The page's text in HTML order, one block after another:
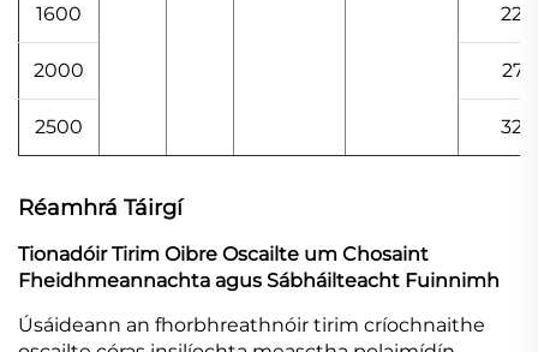
1600
2000
2500
Réamhrá Táirgí
Tionadóir Tirim Oibre Oscailte um Chosaint
Fheidhmeannachta agus Sábháilteacht Fuinnimh
Úsáideann an fhorbhreathnóir tirim críochnaithe